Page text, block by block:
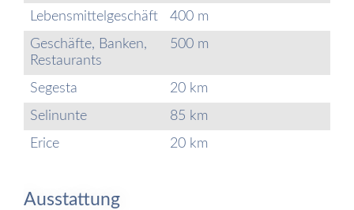
Lebensmittelgeschäft
400 m
Geschäfte, Banken,
Restaurants
500 m
Segesta
20 km
Selinunte
85 km
Erice
20 km
Ausstattung